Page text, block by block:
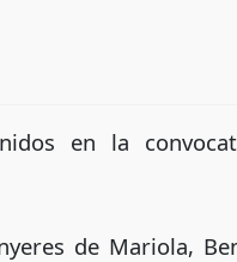
en la
de Mariola,